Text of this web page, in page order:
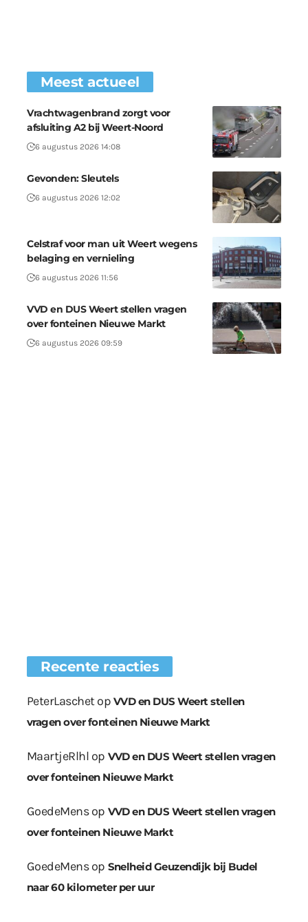
Meest actueel
Vrachtwagenbrand zorgt voor
afsluiting A2 bij Weert-Noord
6 augustus 2026 14:08
Gevonden: Sleutels
6 augustus 2026 12:02
Celstraf voor man uit Weert wegens
belaging en vernieling
6 augustus 2026 11:56
VVD en DUS Weert stellen vragen
over fonteinen Nieuwe Markt
6 augustus 2026 09:59
Recente reacties
PeterLaschetop VVD en DUS Weert stellen
vragen over fonteinen Nieuwe Markt
MaartjeRlhl op VVD en DUS Weert stellen vragen
over fonteinen Nieuwe Markt
GoedeMensop VVD en DUS Weert stellen vragen
over fonteinen Nieuwe Markt
GoedeMensop Snelheid Geuzendijk bij Budel
naar 60 kilometer per uur